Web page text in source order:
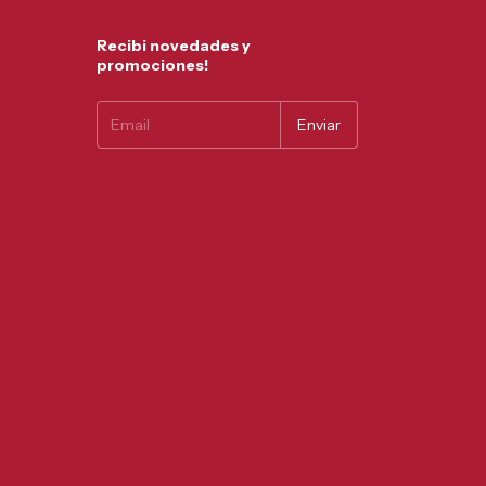
Recibi novedades y
promociones!